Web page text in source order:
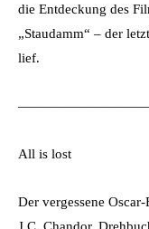
die Entdeckung des
„Staudamm“ – der
lief.
All is lost
Der vergessene
J.C. Chandor,